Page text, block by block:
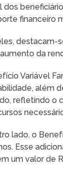
dos
financeiro
destacam-
da
Variável
além
refletindo o
lado, o
Esse
um valor de